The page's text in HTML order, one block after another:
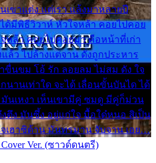
ขาแต่ง แต่เรา แล้งมาหลายปี
ด้มีพิธีวิวาห์ หัวใจหล้า คอยไปคอย
หล้า คอยไปคอยมา คือหน้าที่เก่า
ล้ว ไปล้างแต่จาน ดั่งถูกประหาร
ขื่นขม โอ้ รัก ลอยลม ไม่สม ดัง ใจ
นานเท่าใด จะได้ เลื่อนขั้นบันได ได้
มันเหงา เห็นเขามีคู่ ซมดู มีคู่ก็ม่วน
ตึง มันซึ้ง อยู่แก่ใจ มื้อใด๋หนอ สิเป็น
จเฮาซิด้าน มันทรมาน จับจาน เอย…
Ver. (ซาวด์ดนตรี)